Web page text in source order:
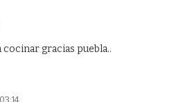
gracias puebla..